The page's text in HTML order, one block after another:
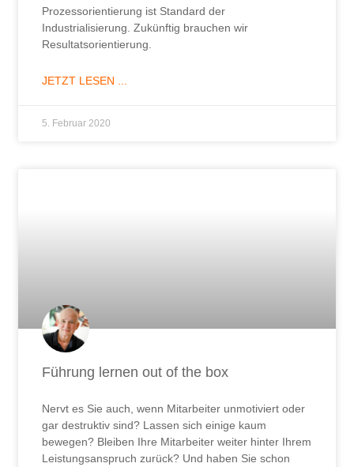
Prozessorientierung ist Standard der
Industrialisierung. Zukünftig brauchen wir
Resultatsorientierung.
JETZT LESEN ...
5. Februar 2020
Führung lernen out of the box
Nervt es Sie auch, wenn Mitarbeiter unmotiviert oder
gar destruktiv sind? Lassen sich einige kaum
bewegen? Bleiben Ihre Mitarbeiter weiter hinter Ihrem
Leistungsanspruch zurück? Und haben Sie schon